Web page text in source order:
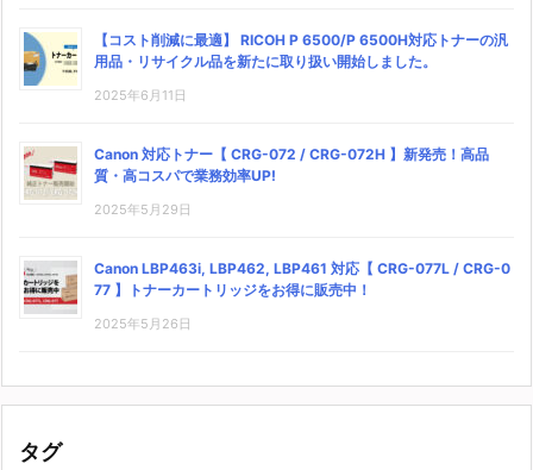
【コスト削減に最適】 RICOH P 6500/P 6500H対応トナーの汎
用品・リサイクル品を新たに取り扱い開始しました。
2025年6月11日
Canon 対応トナー【 CRG-072 / CRG-072H 】新発売！高品
質・高コスパで業務効率UP!
2025年5月29日
Canon LBP463i, LBP462, LBP461 対応【 CRG-077L / CRG-0
77 】トナーカートリッジをお得に販売中！
2025年5月26日
タグ